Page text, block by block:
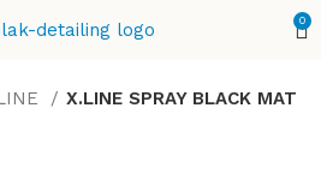
0
X.LINE SPRAY BLACK MAT